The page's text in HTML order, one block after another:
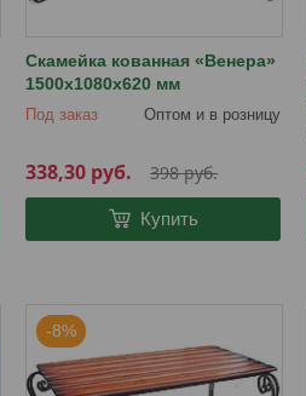
Скамейка кованная «Венера»
1500х1080х620 мм
Под заказ Оптом и в розницу
398руб.
338,30 руб.
Купить
-8%